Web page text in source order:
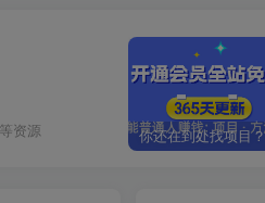
资源